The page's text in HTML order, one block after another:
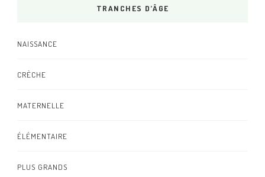
TRANCHES D’ÂGE
NAISSANCE
CRÈCHE
MATERNELLE
ÉLÉMENTAIRE
PLUS GRANDS